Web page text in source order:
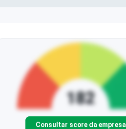
Consultar score da empresa